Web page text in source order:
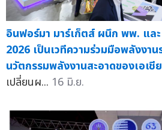
อินฟอร์มา มาร์เก็ตส์ ผนึก พพ. และ
2026 เป็นเวทีความร่วมมือพลังงา
นวัตกรรมพลังงานสะอาดของเอเชีย
เปลี่ยนผ... 16 มิ.ย.